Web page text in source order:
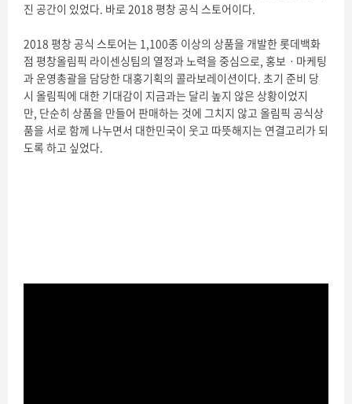
진 공간이 있었다. 바로 2018 평창 공식 스토어이다.
2018 평창 공식 스토어는 1,100종 이상의 상품을 개발한 롯데백화
점 평창올림픽 라이센싱팀의 열정과 노력을 중심으로, 홍보ㆍ마케팅
과 운영총괄을 담당한 대홍기획의 콜라보레이션이다. 초기 준비 당
시 올림픽에 대한 기대감이 지금과는 달리 높지 않은 상황이었지
만, 단순히 상품을 만들어 판매하는 것에 그치지 않고 올림픽 공식상
품을 서로 함께 나누면서 대한민국이 웃고 따뜻해지는 연결고리가 되
도록 하고 싶었다.